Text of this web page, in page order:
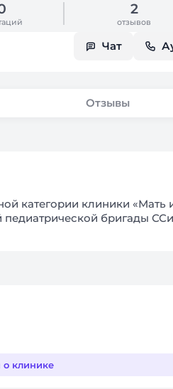
2
отзывов
Чат
Отзывы
категории клиники «Мать
педиатрической бригады
клинике